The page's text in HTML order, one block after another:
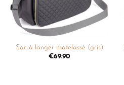
Sac à langer matelassé (gris)
€69.90